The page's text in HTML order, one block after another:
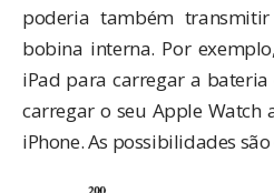
poderia também
bobina interna. Por
iPad para carregar a
carregar o seu Apple Watch
iPhone. As possibilidades